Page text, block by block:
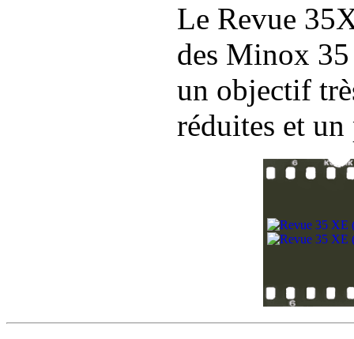
Le Revue
des Minox
un objectif
réduites et